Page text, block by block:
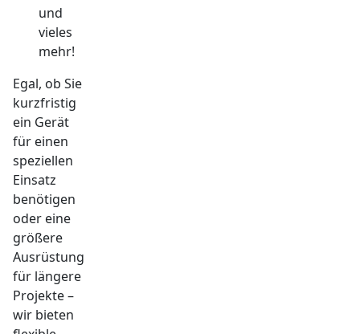
und
vieles
mehr!
Egal, ob Sie
kurzfristig
ein Gerät
für einen
speziellen
Einsatz
benötigen
oder eine
größere
Ausrüstung
für längere
Projekte –
wir bieten